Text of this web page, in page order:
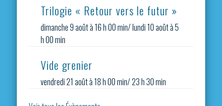
Trilogie « Retour vers le futur »
dimanche 9 août à 16 h 00 min/lundi 10 août à 5
h 00 min
Vide grenier
vendredi 21 août à 18 h 00 min/23 h 30 min